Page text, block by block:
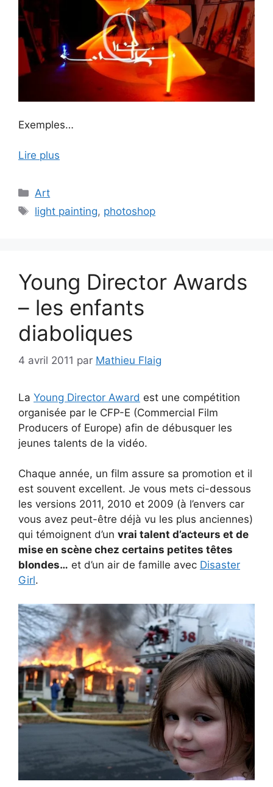
Exemples…
Lire plus
Catégories
Art
Étiquettes
light painting, photoshop
Young Director Awards
– les enfants
diaboliques
4 avril 2011 par Mathieu Flaig
La Young Director Award est une compétition
organisée par le CFP-E (Commercial Film
Producers of Europe) afin de débusquer les
jeunes talents de la vidéo.
Chaque année, un film assure sa promotion et il
est souvent excellent. Je vous mets ci-dessous
les versions 2011, 2010 et 2009 (à l’envers car
vous avez peut-être déjà vu les plus anciennes)
qui témoignent d’un vrai talent d’acteurs et de
mise en scène chez certains petites têtes
blondes… et d’un air de famille avec Disaster
Girl.